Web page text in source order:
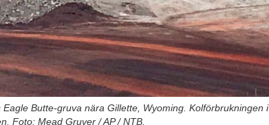
Butte-gruva nära Gillette, Wyoming. Kolförbrukningen i
Foto: Mead Gruver / AP / NTB.